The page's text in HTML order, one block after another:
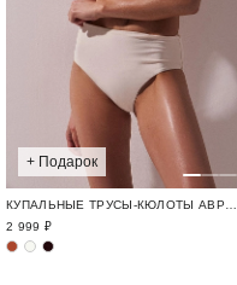
+ Подарок
2 999 ₽